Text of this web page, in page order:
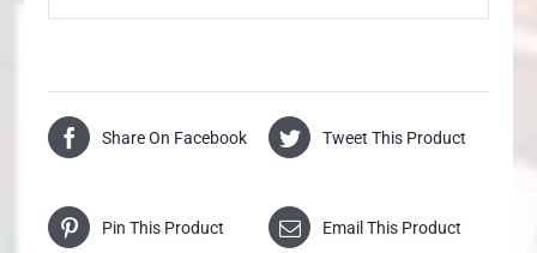
Share On Facebook Tweet This Product
Pin This Product Email This Product